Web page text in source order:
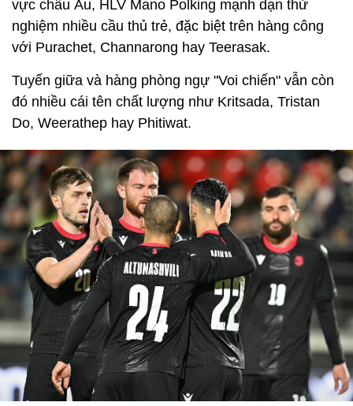
vực châu Âu, HLV Mano Polking mạnh dạn thử
nghiệm nhiều cầu thủ trẻ, đặc biệt trên hàng công
với Purachet, Channarong hay Teerasak.
Tuyến giữa và hàng phòng ngự "Voi chiến" vẫn còn
đó nhiều cái tên chất lượng như Kritsada, Tristan
Do, Weerathep hay Phitiwat.